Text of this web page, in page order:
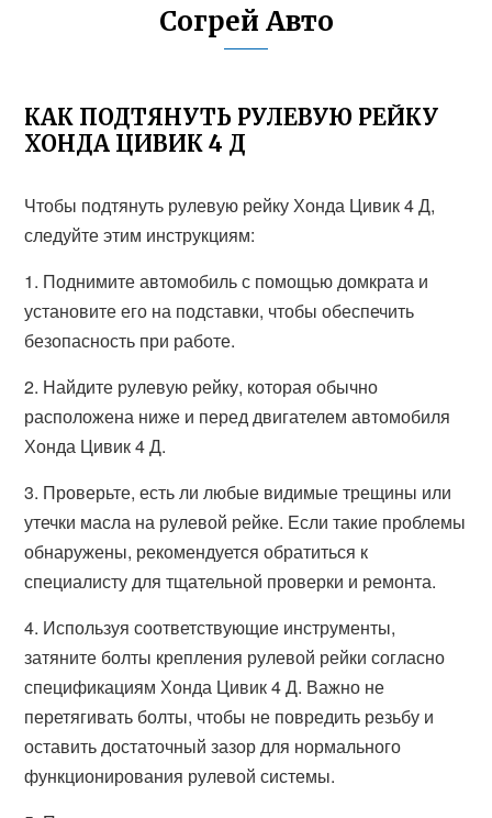
Согрей Авто
КАК ПОДТЯНУТЬ РУЛЕВУЮ РЕЙКУ
ХОНДА ЦИВИК 4 Д
Чтобы подтянуть рулевую рейку Хонда Цивик 4 Д,
следуйте этим инструкциям:
1. Поднимите автомобиль с помощью домкрата и
установите его на подставки, чтобы обеспечить
безопасность при работе.
2. Найдите рулевую рейку, которая обычно
расположена ниже и перед двигателем автомобиля
Хонда Цивик 4 Д.
3. Проверьте, есть ли любые видимые трещины или
утечки масла на рулевой рейке. Если такие проблемы
обнаружены, рекомендуется обратиться к
специалисту для тщательной проверки и ремонта.
4. Используя соответствующие инструменты,
затяните болты крепления рулевой рейки согласно
спецификациям Хонда Цивик 4 Д. Важно не
перетягивать болты, чтобы не повредить резьбу и
оставить достаточный зазор для нормального
функционирования рулевой системы.